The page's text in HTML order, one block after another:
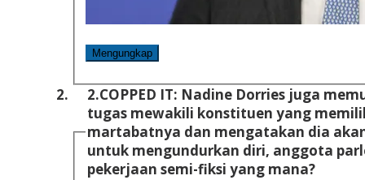
Mengungkap
2.COPPED IT: Nadine Dorries juga
tugas mewakili konstituen yang
martabatnya dan mengatakan dia akan
untuk mengundurkan diri, anggota
pekerjaan semi-fiksi yang mana?